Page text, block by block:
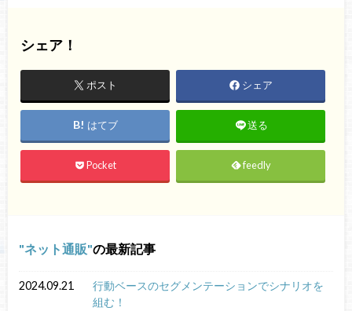
シェア！
ポスト シェア
はてブ 送る
Pocket feedly
ネット通販 の最新記事
2024.09.21
行動ベースのセグメンテーションでシナリオを
組む！